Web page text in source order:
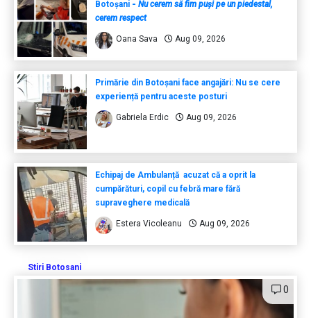
Botoșani - Nu cerem să fim puși pe un piedestal,
cerem respect
Oana Sava Aug 09, 2026
Primărie din Botoșani face angajări: Nu se cere
experiență pentru aceste posturi
Gabriela Erdic Aug 09, 2026
Echipaj de Ambulanță acuzat că a oprit la
cumpărături, copil cu febră mare fără
supraveghere medicală
Estera Vicoleanu Aug 09, 2026
Stiri Botosani
0